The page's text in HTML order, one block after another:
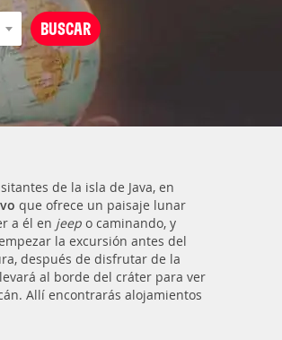
de la isla de Java, en
que ofrece un paisaje lunar
a él en jeep o caminando, y
la excursión antes del
después de disfrutar de la
al borde del cráter para ver
Allí encontrarás alojamientos